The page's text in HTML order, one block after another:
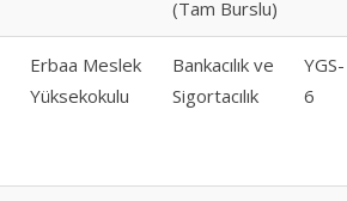
(Tam Burslu)
Erbaa Meslek
Yüksekokulu
Bankacılık ve
Sigortacılık
YGS-
6